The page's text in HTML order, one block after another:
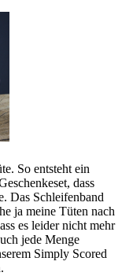
So entsteht ein
dass
Das Schleifenband
ja meine Tüten nach
es leider nicht mehr
jede Menge
Simply Scored